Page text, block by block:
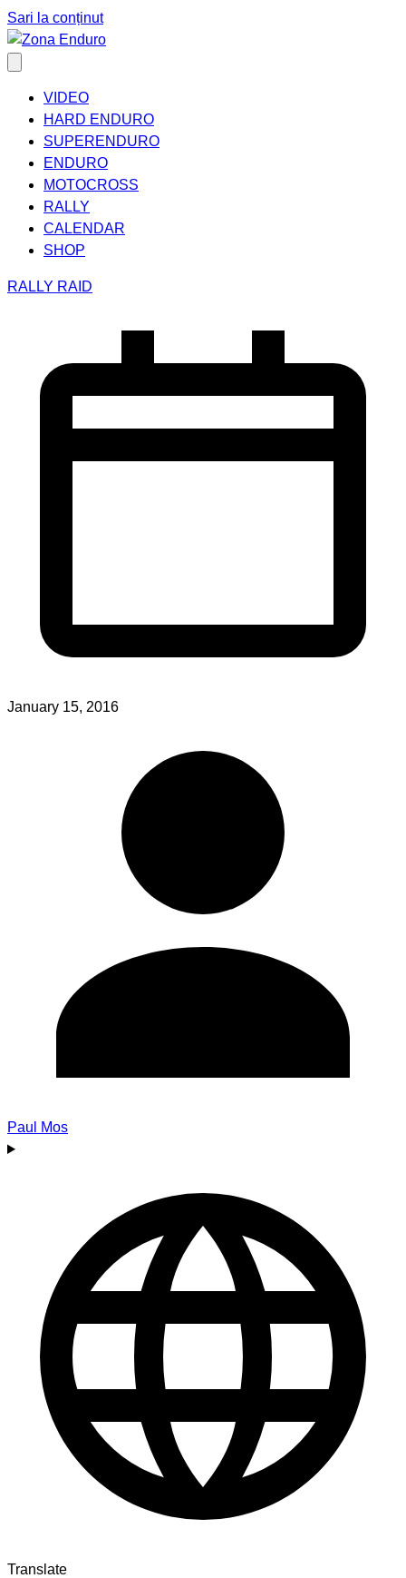
Sari la conținut
VIDEO
HARD ENDURO
SUPERENDURO
ENDURO
MOTOCROSS
RALLY
CALENDAR
SHOP
RALLY RAID
January 15, 2016
Paul Mos
Translate